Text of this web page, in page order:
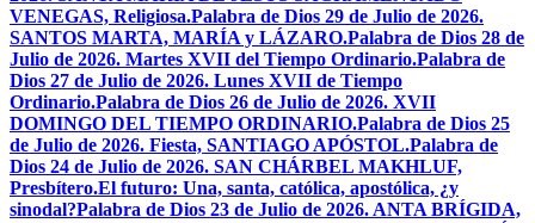
VENEGAS, Religiosa.Palabra de Dios 29 de Julio de 2026.
SANTOS MARTA, MARÍA y LÁZARO.Palabra de Dios 28 de
Julio de 2026. Martes XVII del Tiempo Ordinario.Palabra de
Dios 27 de Julio de 2026. Lunes XVII de Tiempo
Ordinario.Palabra de Dios 26 de Julio de 2026. XVII
DOMINGO DEL TIEMPO ORDINARIO.Palabra de Dios 25
de Julio de 2026. Fiesta, SANTIAGO APÓSTOL.Palabra de
Dios 24 de Julio de 2026. SAN CHÁRBEL MAKHLUF,
Presbítero.El futuro: Una, santa, católica, apostólica, ¿y
sinodal?Palabra de Dios 23 de Julio de 2026. ANTA BRÍGIDA,